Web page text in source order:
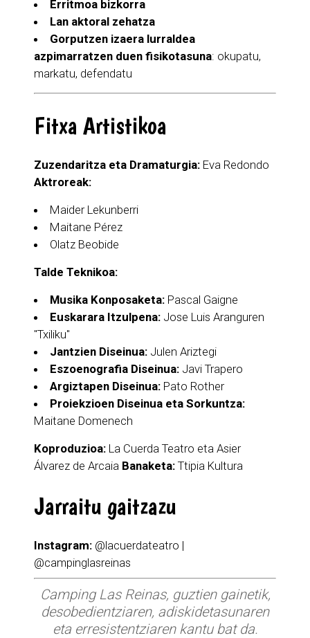
Erritmoa bizkorra
Lan aktoral zehatza
Gorputzen izaera lurraldea
azpimarratzen duen fisikotasuna: okupatu,
markatu, defendatu
Fitxa Artistikoa
Zuzendaritza eta Dramaturgia: Eva Redondo
Aktroreak:
Maider Lekunberri
Maitane Pérez
Olatz Beobide
Talde Teknikoa:
Musika Konposaketa:Pascal Gaigne
Euskarara Itzulpena:Jose Luis Aranguren
"Txiliku"
Jantzien Diseinua:Julen Ariztegi
Eszoenografia Diseinua:Javi Trapero
Argiztapen Diseinua:Pato Rother
Proiekzioen Diseinua eta Sorkuntza:
Maitane Domenech
Koproduzioa: La Cuerda Teatro eta Asier
Álvarez de Arcaia Banaketa: Ttipia Kultura
Jarraitu gaitzazu
Instagram: @lacuerdateatro |
@campinglasreinas
Camping Las Reinas, guztien gainetik,
desobedientziaren, adiskidetasunaren
eta erresistentziaren kantu bat da.